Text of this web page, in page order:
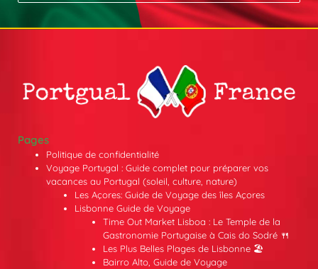
Pages
Politique de confidentialité
Voyage Portugal : Guide complet pour préparer vos
vacances au Portugal (soleil, culture, nature)
Les Açores: Guide de Voyage des îles Açores
Lisbonne Guide de Voyage
Time Out Market Lisboa : Le Temple de la
Gastronomie Portugaise à Cais do Sodré 🍴
Les Plus Belles Plages de Lisbonne 🏖️
Bairro Alto, Guide de Voyage